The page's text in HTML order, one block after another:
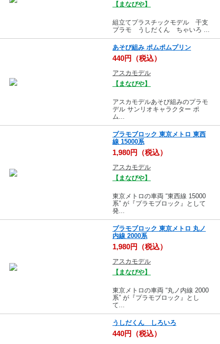
【まなびや】
組立てプラスチックモデル 干支
プラモ うしだくん ちゃいろ ...
あそび組み ポムポムプリン
440円（税込）
アスカモデル
【まなびや】
アスカモデルあそび組みのプラモ
デル サンリオキャラクター ポ
ム...
プラモブロック 東京メトロ 東西
線 15000系
1,980円（税込）
アスカモデル
【まなびや】
東京メトロの車両 “東西線 15000
系” が『プラモブロック』として
発...
プラモブロック 東京メトロ 丸ノ
内線 2000系
1,980円（税込）
アスカモデル
【まなびや】
東京メトロの車両 “丸ノ内線 2000
系” が『プラモブロック』とし
て...
うしだくん しろいろ
440円（税込）